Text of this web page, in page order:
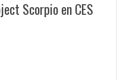
Scorpio en CES